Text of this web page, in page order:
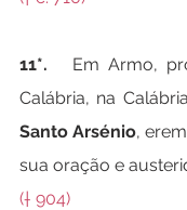
11*. Em Armo,
Santo Arsénio,
sua oração e
(† 904)